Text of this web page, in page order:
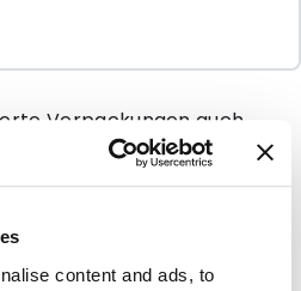
content and ads, to
Verpackungen auch
Diese Verpackung ist
wie auch für Non-
den Lamizip Pouch können
abgefüllt